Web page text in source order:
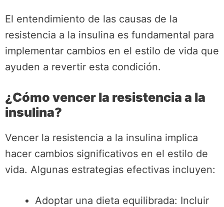
El entendimiento de las causas de la
resistencia a la insulina es fundamental para
implementar cambios en el estilo de vida que
ayuden a revertir esta condición.
¿Cómo vencer la resistencia a la
insulina?
Vencer la resistencia a la insulina implica
hacer cambios significativos en el estilo de
vida. Algunas estrategias efectivas incluyen:
Adoptar una dieta equilibrada: Incluir